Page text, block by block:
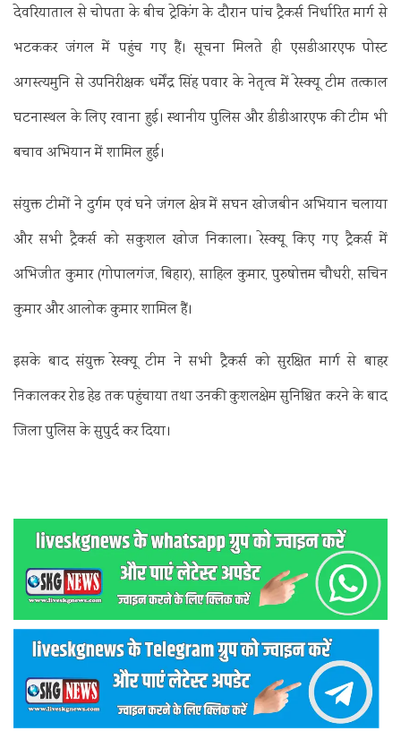
देवरियाताल से चोपता के बीच ट्रेकिंग के दौरान पांच ट्रैकर्स निर्धारित मार्ग से
भटककर जंगल में पहुंच गए हैं। सूचना मिलते ही एसडीआरएफ पोस्ट
अगस्त्यमुनि से उपनिरीक्षक धर्मेंद्र सिंह पवार के नेतृत्व में रेस्क्यू टीम तत्काल
घटनास्थल के लिए रवाना हुई। स्थानीय पुलिस और डीडीआरएफ की टीम भी
बचाव अभियान में शामिल हुई।
संयुक्त टीमों ने दुर्गम एवं घने जंगल क्षेत्र में सघन खोजबीन अभियान चलाया
और सभी ट्रैकर्स को सकुशल खोज निकाला। रेस्क्यू किए गए ट्रैकर्स में
अभिजीत कुमार (गोपालगंज, बिहार), साहिल कुमार, पुरुषोत्तम चौधरी, सचिन
कुमार और आलोक कुमार शामिल हैं।
इसके बाद संयुक्त रेस्क्यू टीम ने सभी ट्रैकर्स को सुरक्षित मार्ग से बाहर
निकालकर रोड हेड तक पहुंचाया तथा उनकी कुशलक्षेम सुनिश्चित करने के बाद
जिला पुलिस के सुपुर्द कर दिया।